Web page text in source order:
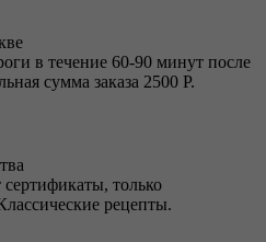
в течение 60-90 минут после
сумма заказа 2500 Р.
только
рецепты.